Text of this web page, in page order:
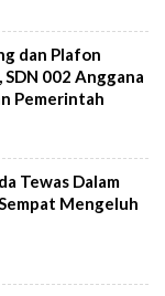
dan Plafon
002 Anggana
Pemerintah
Tewas Dalam
Mengeluh